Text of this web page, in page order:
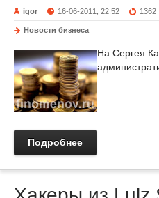
igor 16-06-2011, 22:52 1362
Новости бизнеса
На Сергея
Подробнее